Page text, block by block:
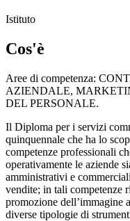
Istituto
Cos'è
Aree di competenza:
AZIENDALE,
DEL PERSONALE.
Il Diploma per i servizi
quinquennale che ha lo
competenze professionali
operativamente le aziende
amministrativi e
vendite; in tali competenze
promozione dell’immagine
diverse tipologie di